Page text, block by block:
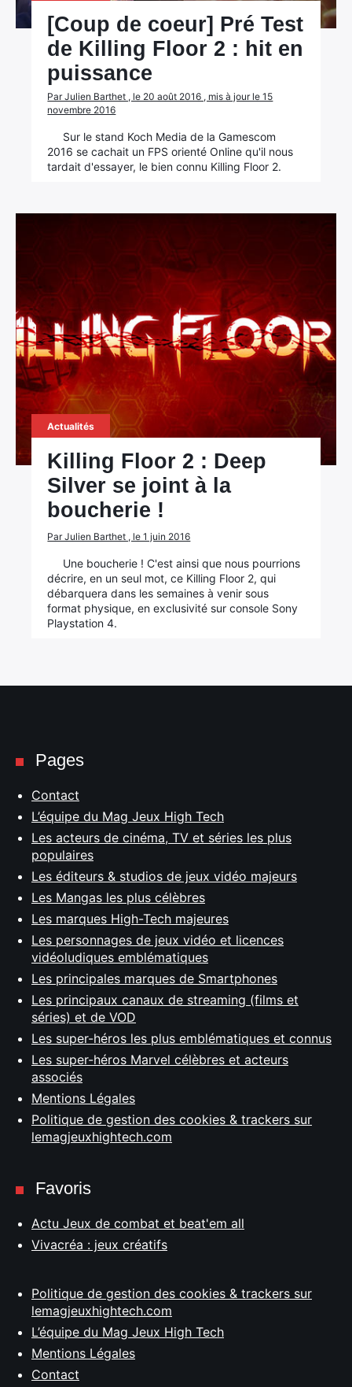
[Coup de coeur] Pré Test
de Killing Floor 2 : hit en
puissance
Par Julien Barthet , le 20 août 2016 , mis à jour le 15
novembre 2016
Sur le stand Koch Media de la Gamescom
2016 se cachait un FPS orienté Online qu'il nous
tardait d'essayer, le bien connu Killing Floor 2.
Actualités
Killing Floor 2 : Deep
Silver se joint à la
boucherie !
Par Julien Barthet , le 1 juin 2016
Une boucherie ! C'est ainsi que nous pourrions
décrire, en un seul mot, ce Killing Floor 2, qui
débarquera dans les semaines à venir sous
format physique, en exclusivité sur console Sony
Playstation 4.
Pages
Contact
L’équipe du Mag Jeux High Tech
Les acteurs de cinéma, TV et séries les plus
populaires
Les éditeurs & studios de jeux vidéo majeurs
Les Mangas les plus célèbres
Les marques High-Tech majeures
Les personnages de jeux vidéo et licences
vidéoludiques emblématiques
Les principales marques de Smartphones
Les principaux canaux de streaming (films et
séries) et de VOD
Les super-héros les plus emblématiques et connus
Les super-héros Marvel célèbres et acteurs
associés
Mentions Légales
Politique de gestion des cookies & trackers sur
lemagjeuxhightech.com
Favoris
Actu Jeux de combat et beat'em all
Vivacréa : jeux créatifs
Politique de gestion des cookies & trackers sur
lemagjeuxhightech.com
L’équipe du Mag Jeux High Tech
Mentions Légales
Contact